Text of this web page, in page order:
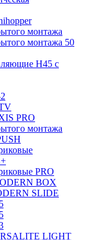
монтажа
монтажа 50
H45 с
PRO
монтажа
PRO
BOX
SLIDE
LIGHT